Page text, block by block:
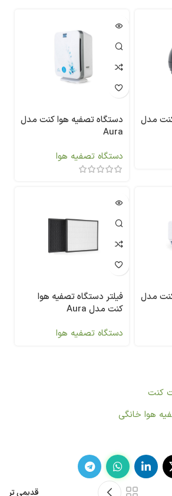
مدل
دستگاه تصفیه هوا کنت مدل
Aura
دستگاه تصفیه هوا
مدل
فیلتر دستگاه تصفیه هوا
کنت مدل Aura
دستگاه تصفیه هوا
کنت
هوا خانگی
قدیمی تر